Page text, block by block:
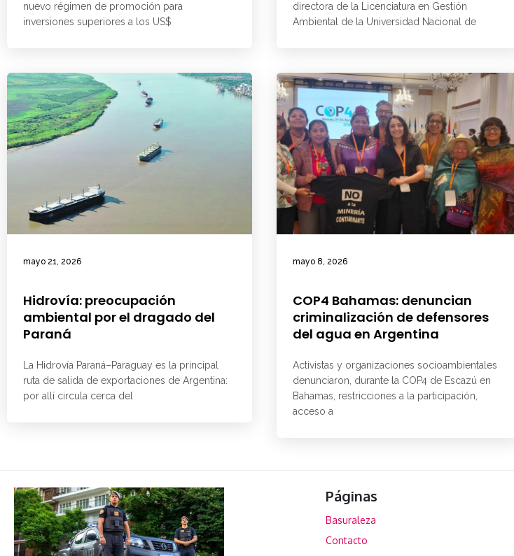
nuevo régimen de promoción para
inversiones superiores a los US$
directora de la Licenciatura en Gestión
Ambiental de la Universidad Nacional de
mayo 21, 2026
Hidrovía: preocupación
ambiental por el dragado del
Paraná
La Hidrovía Paraná–Paraguay es la principal
ruta de salida de exportaciones de Argentina:
por allí circula cerca del
mayo 8, 2026
COP4 Bahamas: denuncian
criminalización de defensores
del agua en Argentina
Activistas y organizaciones socioambientales
denunciaron, durante la COP4 de Escazú en
Bahamas, restricciones a la participación,
acceso a
Páginas
Basuraleza
Contacto